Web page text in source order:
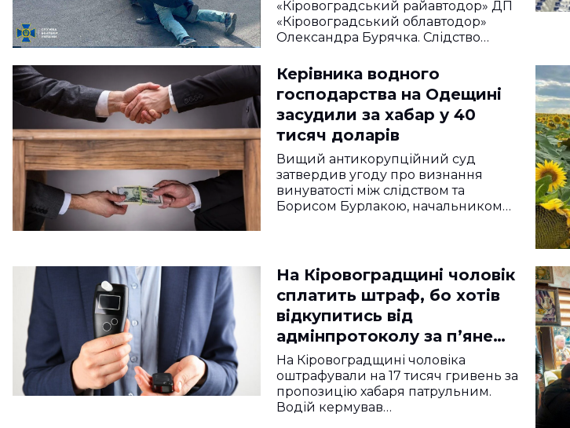
«Кіровоградський райавтодор» ДП
«Кіровоградський облавтодор»
Олександра Бурячка. Слідство…
Керівника водного
господарства на Одещині
засудили за хабар у 40
тисяч доларів
Вищий антикорупційний суд
затвердив угоду про визнання
винуватості між слідством та
Борисом Бурлакою, начальником…
На Кіровоградщині чоловік
сплатить штраф, бо хотів
відкупитись від
адмінпротоколу за п’яне
водіння
На Кіровоградщині чоловіка
оштрафували на 17 тисяч гривень за
пропозицію хабаря патрульним.
Водій кермував…